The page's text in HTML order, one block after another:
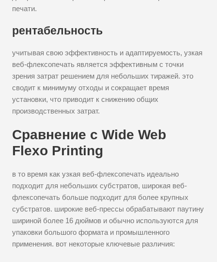
печати.
рентабельность
учитывая свою эффективность и адаптируемость, узкая
веб-флексопечать является эффективным с точки
зрения затрат решением для небольших тиражей. это
сводит к минимуму отходы и сокращает время
установки, что приводит к снижению общих
производственных затрат.
Сравнение с Wide Web
Flexo Printing
в то время как узкая веб-флексопечать идеально
подходит для небольших субстратов, широкая веб-
флексопечать больше подходит для более крупных
субстратов. широкие веб-прессы обрабатывают паутину
шириной более 16 дюймов и обычно используются для
упаковки большого формата и промышленного
применения. вот некоторые ключевые различия: